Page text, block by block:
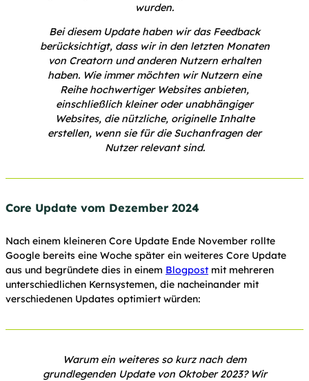
wurden.
Bei diesem Update haben wir das Feedback
berücksichtigt, dass wir in den letzten Monaten
von Creatorn und anderen Nutzern erhalten
haben. Wie immer möchten wir Nutzern eine
Reihe hochwertiger Websites anbieten,
einschließlich kleiner oder unabhängiger
Websites, die nützliche, originelle Inhalte
erstellen, wenn sie für die Suchanfragen der
Nutzer relevant sind.
Core Update vom Dezember 2024
Nach einem kleineren Core Update Ende November rollte
Google bereits eine Woche später ein weiteres Core Update
aus und begründete dies in einem Blogpost mit mehreren
unterschiedlichen Kernsystemen, die nacheinander mit
verschiedenen Updates optimiert würden:
Warum ein weiteres so kurz nach dem
grundlegenden Update von Oktober 2023? Wir